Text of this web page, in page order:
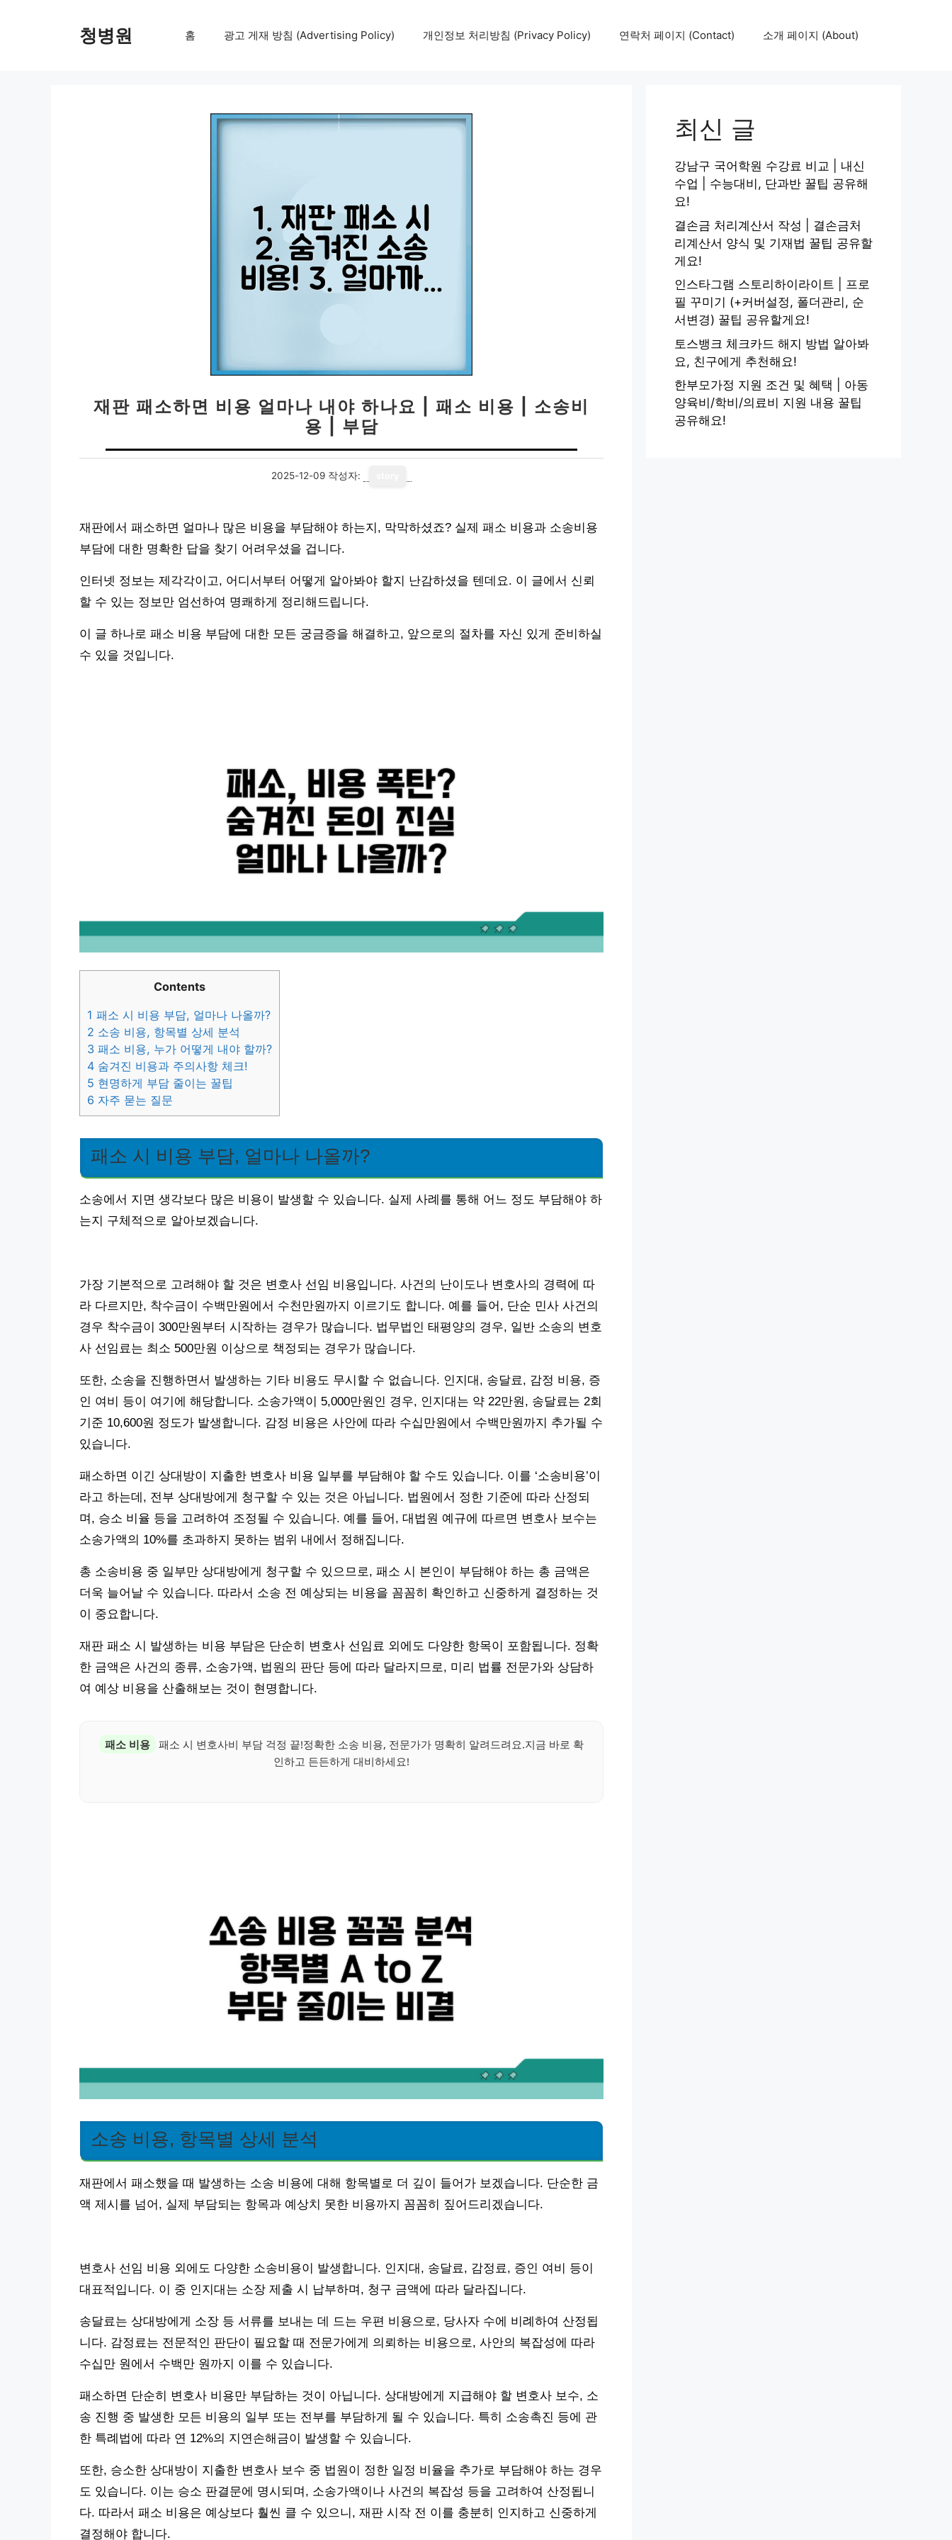
청병원 홈 광고 게재 방침 (Advertising Policy) 개인정보 처리방침 (Privacy Policy) 연락처 페이지 (Contact) 소개 페이지 (About)
재판 패소하면 비용 얼마나 내야 하나요 | 패소 비용 | 소송비
용 | 부담
2025-12-09 작성자:
재판에서 패소하면 얼마나 많은 비용을 부담해야 하는지, 막막하셨죠? 실제 패소 비용과 소송비용
부담에 대한 명확한 답을 찾기 어려우셨을 겁니다.
인터넷 정보는 제각각이고, 어디서부터 어떻게 알아봐야 할지 난감하셨을 텐데요. 이 글에서 신뢰
할 수 있는 정보만 엄선하여 명쾌하게 정리해드립니다.
이 글 하나로 패소 비용 부담에 대한 모든 궁금증을 해결하고, 앞으로의 절차를 자신 있게 준비하실
수 있을 것입니다.
Contents
1 패소 시 비용 부담, 얼마나 나올까?
2 소송 비용, 항목별 상세 분석
3 패소 비용, 누가 어떻게 내야 할까?
4 숨겨진 비용과 주의사항 체크!
5 현명하게 부담 줄이는 꿀팁
6 자주 묻는 질문
패소 시 비용 부담, 얼마나 나올까?
소송에서 지면 생각보다 많은 비용이 발생할 수 있습니다. 실제 사례를 통해 어느 정도 부담해야 하
는지 구체적으로 알아보겠습니다.
가장 기본적으로 고려해야 할 것은 변호사 선임 비용입니다. 사건의 난이도나 변호사의 경력에 따
라 다르지만, 착수금이 수백만원에서 수천만원까지 이르기도 합니다. 예를 들어, 단순 민사 사건의
경우 착수금이 300만원부터 시작하는 경우가 많습니다. 법무법인 태평양의 경우, 일반 소송의 변호
사 선임료는 최소 500만원 이상으로 책정되는 경우가 많습니다.
또한, 소송을 진행하면서 발생하는 기타 비용도 무시할 수 없습니다. 인지대, 송달료, 감정 비용, 증
인 여비 등이 여기에 해당합니다. 소송가액이 5,000만원인 경우, 인지대는 약 22만원, 송달료는 2회
기준 10,600원 정도가 발생합니다. 감정 비용은 사안에 따라 수십만원에서 수백만원까지 추가될 수
있습니다.
패소하면 이긴 상대방이 지출한 변호사 비용 일부를 부담해야 할 수도 있습니다. 이를 ‘소송비용’이
라고 하는데, 전부 상대방에게 청구할 수 있는 것은 아닙니다. 법원에서 정한 기준에 따라 산정되
며, 승소 비율 등을 고려하여 조정될 수 있습니다. 예를 들어, 대법원 예규에 따르면 변호사 보수는
소송가액의 10%를 초과하지 못하는 범위 내에서 정해집니다.
총 소송비용 중 일부만 상대방에게 청구할 수 있으므로, 패소 시 본인이 부담해야 하는 총 금액은
더욱 늘어날 수 있습니다. 따라서 소송 전 예상되는 비용을 꼼꼼히 확인하고 신중하게 결정하는 것
이 중요합니다.
재판 패소 시 발생하는 비용 부담은 단순히 변호사 선임료 외에도 다양한 항목이 포함됩니다. 정확
한 금액은 사건의 종류, 소송가액, 법원의 판단 등에 따라 달라지므로, 미리 법률 전문가와 상담하
여 예상 비용을 산출해보는 것이 현명합니다.
패소 비용 패소 시 변호사비 부담 걱정 끝!정확한 소송 비용, 전문가가 명확히 알려드려요.지금 바로 확
인하고 든든하게 대비하세요!
소송 비용, 항목별 상세 분석
재판에서 패소했을 때 발생하는 소송 비용에 대해 항목별로 더 깊이 들어가 보겠습니다. 단순한 금
액 제시를 넘어, 실제 부담되는 항목과 예상치 못한 비용까지 꼼꼼히 짚어드리겠습니다.
변호사 선임 비용 외에도 다양한 소송비용이 발생합니다. 인지대, 송달료, 감정료, 증인 여비 등이
대표적입니다. 이 중 인지대는 소장 제출 시 납부하며, 청구 금액에 따라 달라집니다.
송달료는 상대방에게 소장 등 서류를 보내는 데 드는 우편 비용으로, 당사자 수에 비례하여 산정됩
니다. 감정료는 전문적인 판단이 필요할 때 전문가에게 의뢰하는 비용으로, 사안의 복잡성에 따라
수십만 원에서 수백만 원까지 이를 수 있습니다.
패소하면 단순히 변호사 비용만 부담하는 것이 아닙니다. 상대방에게 지급해야 할 변호사 보수, 소
송 진행 중 발생한 모든 비용의 일부 또는 전부를 부담하게 될 수 있습니다. 특히 소송촉진 등에 관
한 특례법에 따라 연 12%의 지연손해금이 발생할 수 있습니다.
또한, 승소한 상대방이 지출한 변호사 보수 중 법원이 정한 일정 비율을 추가로 부담해야 하는 경우
도 있습니다. 이는 승소 판결문에 명시되며, 소송가액이나 사건의 복잡성 등을 고려하여 산정됩니
다. 따라서 패소 비용은 예상보다 훨씬 클 수 있으니, 재판 시작 전 이를 충분히 인지하고 신중하게
결정해야 합니다.
최신 글
강남구 국어학원 수강료 비교 | 내신
수업 | 수능대비, 단과반 꿀팁 공유해
요!
결손금 처리계산서 작성 | 결손금처
리계산서 양식 및 기재법 꿀팁 공유할
게요!
인스타그램 스토리하이라이트 | 프로
필 꾸미기 (+커버설정, 폴더관리, 순
서변경) 꿀팁 공유할게요!
토스뱅크 체크카드 해지 방법 알아봐
요, 친구에게 추천해요!
한부모가정 지원 조건 및 혜택 | 아동
양육비/학비/의료비 지원 내용 꿀팁
공유해요!